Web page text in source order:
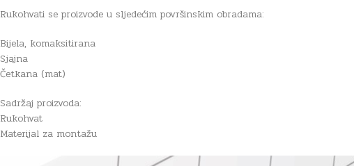
Rukohvati se proizvode u sljedećim površinskim obradama:
Bijela, komaksitirana
Sjajna
Četkana (mat)
Sadržaj proizvoda:
Rukohvat
Materijal za montažu